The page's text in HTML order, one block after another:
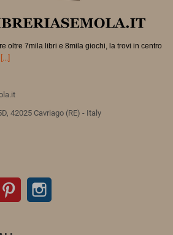
oltre 7mila libri e 8mila giochi, la trovi in centro
[...]
42025 Cavriago (RE) - Italy
Pinterest